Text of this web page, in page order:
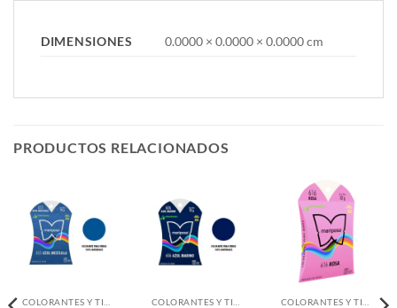
DIMENSIONES 0.0000 × 0.0000 × 0.0000 cm
PRODUCTOS RELACIONADOS